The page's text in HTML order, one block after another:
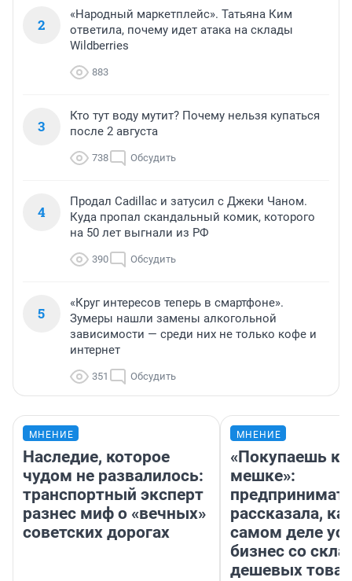
2
«Народный маркетплейс». Татьяна Ким
ответила, почему идет атака на склады
Wildberries
883
3
Кто тут воду мутит? Почему нельзя купаться
после 2 августа
738 Обсудить
4
Продал Cadillac и затусил с Джеки Чаном.
Куда пропал скандальный комик, которого
на 50 лет выгнали из РФ
390 Обсудить
5
«Круг интересов теперь в смартфоне».
Зумеры нашли замены алкогольной
зависимости — среди них не только кофе и
интернет
351 Обсудить
МНЕНИЕ
Наследие, которое
чудом не развалилось:
транспортный эксперт
разнес миф о «вечных»
советских дорогах
МНЕНИЕ
«Покупаешь
мешке»:
рассказала,
самом деле
бизнес со
дешевых